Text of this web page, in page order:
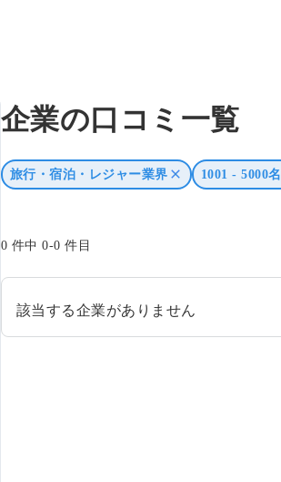
企業の口コミ一覧
旅行・宿泊・レジャー業界 1001 - 5000名
0 件中 0-0 件目
該当する企業がありません